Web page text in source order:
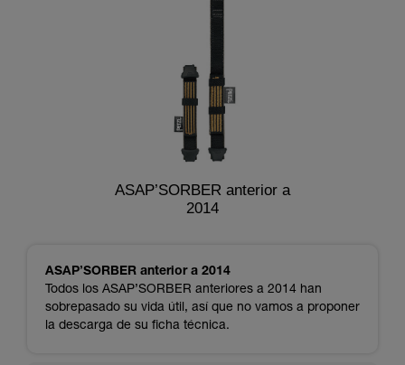
ASAP’SORBER anterior a
2014
ASAP’SORBER anterior a 2014
Todos los ASAP’SORBER anteriores a 2014 han
sobrepasado su vida útil, así que no vamos a proponer
la descarga de su ficha técnica.